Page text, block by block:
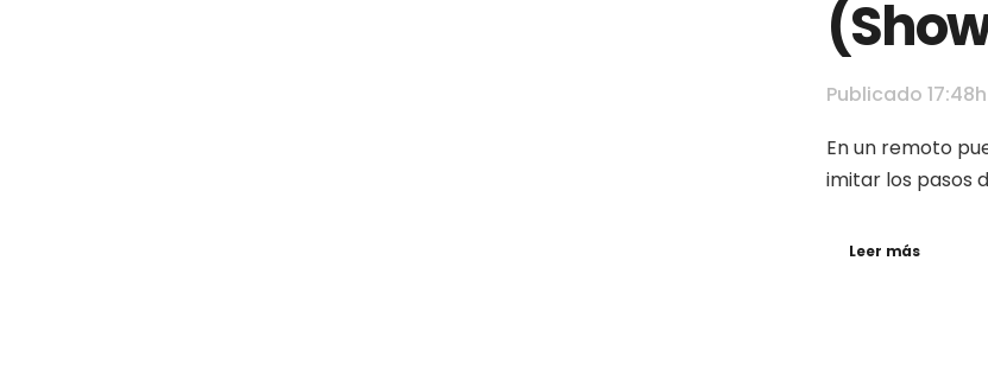
Publicado 17:48h
En un remoto
imitar los pasos
Leer más